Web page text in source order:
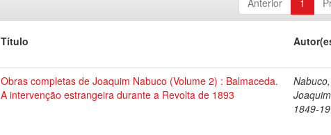
Anterior 1
Título
Obras completas de Joaquim Nabuco (Volume 2) : Balmaceda.
A intervenção estrangeira durante a Revolta de 1893
Nabuco,
1849-